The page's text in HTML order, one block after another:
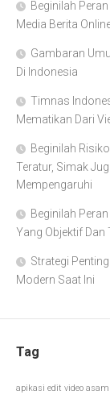
Beginilah
Media Berita
Gambaran
Di Indonesia
Timnas
Mematikan Dari
Beginilah
Teratur, Simak
Mempengaruhi
Beginilah
Yang Objektif Dan
Strategi
Modern Saat Ini
Tag
apikasi edit video